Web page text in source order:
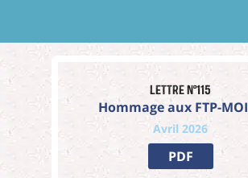
Lettre n°115
Hommage aux FTP-MOI
Avril 2026
PDF